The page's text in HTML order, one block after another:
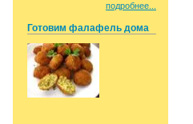
подробнее...
Готовим фалафель дома